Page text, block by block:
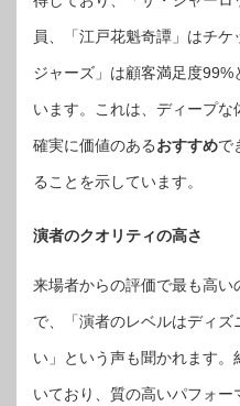
員、「江戸花魁奇譚」はチ
ジャーズ」は顧客満足度
います。これは、ディープな
確実に価値のあるおすすめで
ることを示しています。
演者のクオリティの高さ
来場者からの評価で最も高い
で、「演者のレベルはディ
い」という声も聞かれます
いており、質の高いパフォー